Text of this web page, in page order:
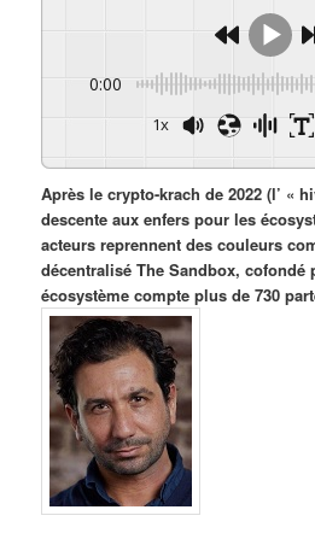
0:00
1x
Après le crypto-krach de 2022 (l’ «
descente aux enfers pour les
acteurs reprennent des couleurs
décentralisé The Sandbox, cofondé
écosystème compte plus de 730